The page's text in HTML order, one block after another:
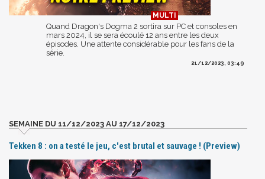
Quand Dragon's Dogma 2 sortira sur PC et consoles en
mars 2024, il se sera écoulé 12 ans entre les deux
épisodes. Une attente considérable pour les fans de la
série.
21/12/2023, 03:49
SEMAINE DU 11/12/2023 AU 17/12/2023
Tekken 8 : on a testé le jeu, c'est brutal et sauvage ! (Preview)